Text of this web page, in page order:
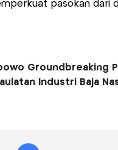
pasokan dari
Groundbreaking
Industri Baja